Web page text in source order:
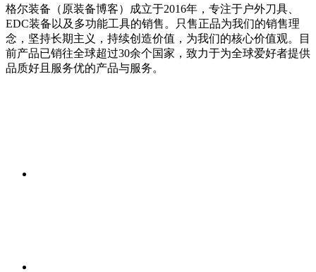
格尔装备（原装备博客）成立于2016年，专注于户外刀具、
EDC装备以及多功能工具的销售。只售正品为我们的销售理
念，坚持长期主义，持续创造价值，为我们的核心价值观。目
前产品已销往全球超过30余个国家，致力于为全球爱好者提供
品质好且服务优的产品与服务。